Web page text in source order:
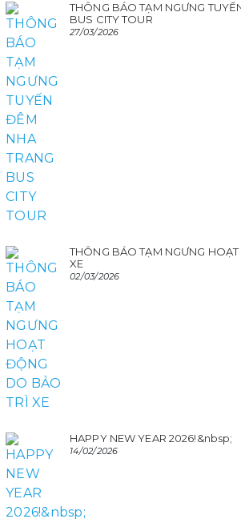
THÔNG BÁO TẠM NGƯNG
BUS CITY TOUR
27/03/2026
THÔNG BÁO TẠM NGƯNG
XE
02/03/2026
HAPPY NEW YEAR 2026!&nbsp;
14/02/2026